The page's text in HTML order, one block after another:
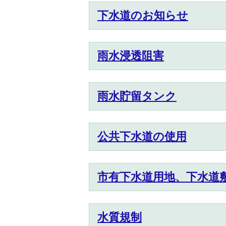
下水道のお知らせ
雨水浸透阻害
雨水貯留タンク
公共下水道の使用
市有下水道用地、下水道
水質規制